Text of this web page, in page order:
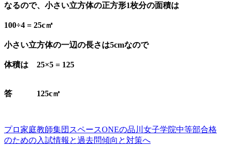
なるので、小さい立方体の正方形1枚分の面積は
100÷4 = 25c㎡
小さい立方体の一辺の長さは5cmなので
体積は 25×5 = 125
答 125c㎥
プロ家庭教師集団スペースONEの品川女子学院中等部合格
のための入試情報と過去問傾向と対策へ